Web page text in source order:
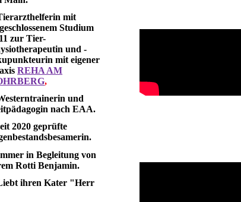
mit
Studium
zur Tier-
und -
mit eigener
REHA AM
,
und
nach EAA.
2020 geprüfte
in Begleitung von
Rotti Benjamin.
ihren Kater "Herr